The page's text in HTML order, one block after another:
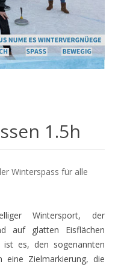
1.5h
Winterspass für alle
Wintersport, der
auf glatten Eisflächen
es, den sogenannten
eine Zielmarkierung, die